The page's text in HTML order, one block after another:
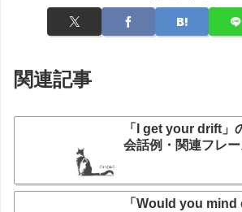
関連記事
「I get your drift」
会話例・関連フレ
「Would you mind